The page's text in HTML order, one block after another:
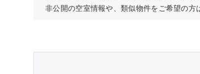
非公開の空室情報や、類似物件をご希望の方